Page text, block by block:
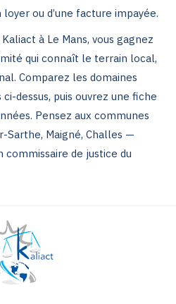
ou d’une facture impayée.
à Le Mans, vous gagnez
qui connaît le terrain local,
Comparez les domaines
dessus, puis ouvrez une fiche
Pensez aux communes
Maigné, Challes —
commissaire de justice du